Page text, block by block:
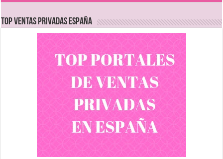
TOP VENTAS PRIVADAS ESPAÑA